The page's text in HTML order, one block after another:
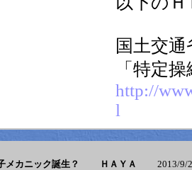
国土交
「特定
http://
l
メカニック誕生？ ＨＡＹＡ 2013/9/